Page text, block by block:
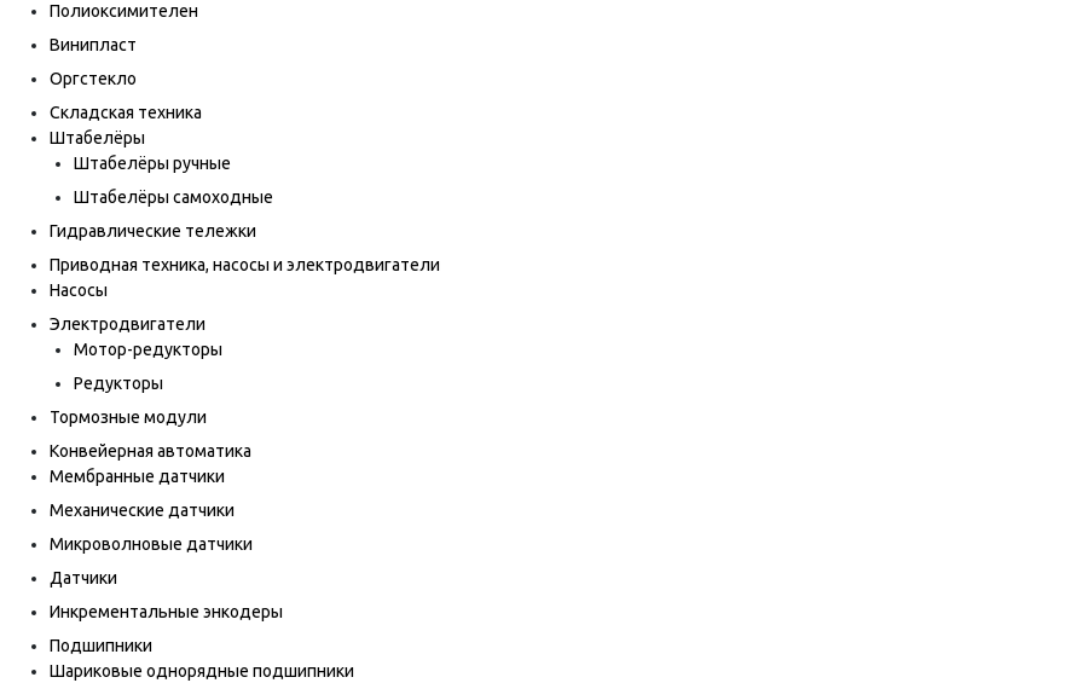
Полиоксимителен
Винипласт
Оргстекло
Складская техника
Штабелёры
Штабелёры ручные
Штабелёры самоходные
Гидравлические тележки
Приводная техника, насосы и электродвигатели
Насосы
Электродвигатели
Мотор-редукторы
Редукторы
Тормозные модули
Конвейерная автоматика
Мембранные датчики
Механические датчики
Микроволновые датчики
Датчики
Инкрементальные энкодеры
Подшипники
Шариковые однорядные подшипники